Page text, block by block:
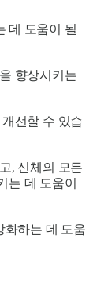
데 도움이 될
향상시키는
선할 수 있습
, 신체의 모든
는 데 도움이
화하는 데 도움